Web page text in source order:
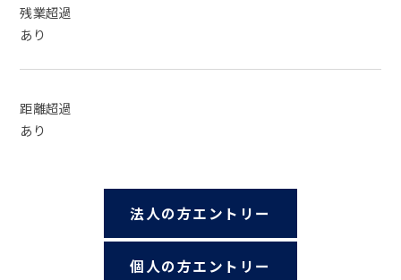
残業超過
あり
距離超過
あり
法人の方エントリー
個人の方エントリー